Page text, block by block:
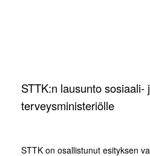
STTK:n lausunto sosiaali-
terveysministeriölle
STTK on osallistunut esityksen